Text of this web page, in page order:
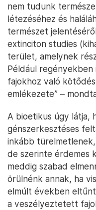
nem tudunk
létezéséhez és
természet
extinciton studies
terület, amelynek
Például regényekben
fajokhoz való
emlékezete” –
A bioetikus úgy látja,
génszerkesztéses
inkább
de szerinte érdemes
meddig szabad
örülnénk annak, ha
elmúlt években
a veszélyeztetett